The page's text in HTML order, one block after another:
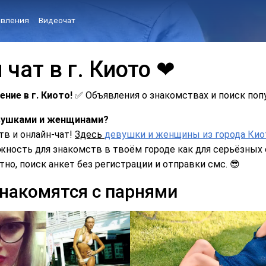
Видеочат
в г. Киото ❤
в г. Киото! ✅ Объявления о знакомствах и поиск
и женщинами?
и онлайн-чат! Здесь девушки и женщины из города
для знакомств в твоём городе как для
поиск анкет без регистрации и отправки смс. 😎
с парнями